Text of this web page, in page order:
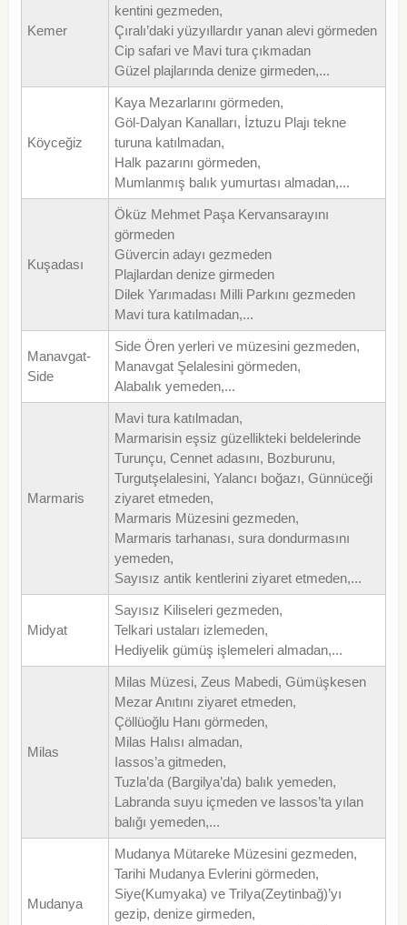
Kemer
kentini gezmeden,
Çıralı’daki yüzyıllardır yanan alevi görmeden
Cip safari ve Mavi tura çıkmadan
Güzel plajlarında denize girmeden,...
Köyceğiz
Kaya Mezarlarını görmeden,
Göl-Dalyan Kanalları, İztuzu Plajı tekne
turuna katılmadan,
Halk pazarını görmeden,
Mumlanmış balık yumurtası almadan,...
Kuşadası
Öküz Mehmet Paşa Kervansarayını
görmeden
Güvercin adayı gezmeden
Plajlardan denize girmeden
Dilek Yarımadası Milli Parkını gezmeden
Mavi tura katılmadan,...
Manavgat-
Side
Side Ören yerleri ve müzesini gezmeden,
Manavgat Şelalesini görmeden,
Alabalık yemeden,...
Marmaris
Mavi tura katılmadan,
Marmarisin eşsiz güzellikteki beldelerinde
Turunçu, Cennet adasını, Bozburunu,
Turgutşelalesini, Yalancı boğazı, Günnüceği
ziyaret etmeden,
Marmaris Müzesini gezmeden,
Marmaris tarhanası, sura dondurmasını
yemeden,
Sayısız antik kentlerini ziyaret etmeden,...
Midyat
Sayısız Kiliseleri gezmeden,
Telkari ustaları izlemeden,
Hediyelik gümüş işlemeleri almadan,...
Milas
Milas Müzesi, Zeus Mabedi, Gümüşkesen
Mezar Anıtını ziyaret etmeden,
Çöllüoğlu Hanı görmeden,
Milas Halısı almadan,
Iassos’a gitmeden,
Tuzla’da (Bargilya’da) balık yemeden,
Labranda suyu içmeden ve lassos’ta yılan
balığı yemeden,...
Mudanya
Mudanya Mütareke Müzesini gezmeden,
Tarihi Mudanya Evlerini görmeden,
Siye(Kumyaka) ve Trilya(Zeytinbağ)’yı
gezip, denize girmeden,